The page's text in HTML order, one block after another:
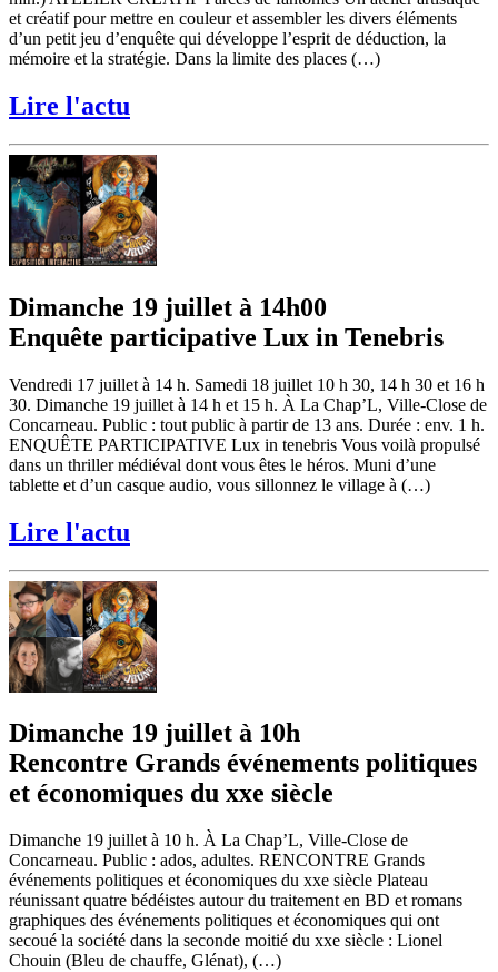
et créatif pour mettre en couleur et assembler les divers éléments
d’un petit jeu d’enquête qui développe l’esprit de déduction, la
mémoire et la stratégie. Dans la limite des places (…)
Lire l'actu
Dimanche 19 juillet à 14h00
Enquête participative Lux in Tenebris
Vendredi 17 juillet à 14 h. Samedi 18 juillet 10 h 30, 14 h 30 et 16 h
30. Dimanche 19 juillet à 14 h et 15 h. À La Chap’L, Ville-Close de
Concarneau. Public : tout public à partir de 13 ans. Durée : env. 1 h.
ENQUÊTE PARTICIPATIVE Lux in tenebris Vous voilà propulsé
dans un thriller médiéval dont vous êtes le héros. Muni d’une
tablette et d’un casque audio, vous sillonnez le village à (…)
Lire l'actu
Dimanche 19 juillet à 10h
Rencontre Grands événements politiques
et économiques du xxe siècle
Dimanche 19 juillet à 10 h. À La Chap’L, Ville-Close de
Concarneau. Public : ados, adultes. RENCONTRE Grands
événements politiques et économiques du xxe siècle Plateau
réunissant quatre bédéistes autour du traitement en BD et romans
graphiques des événements politiques et économiques qui ont
secoué la société dans la seconde moitié du xxe siècle : Lionel
Chouin (Bleu de chauffe, Glénat), (…)